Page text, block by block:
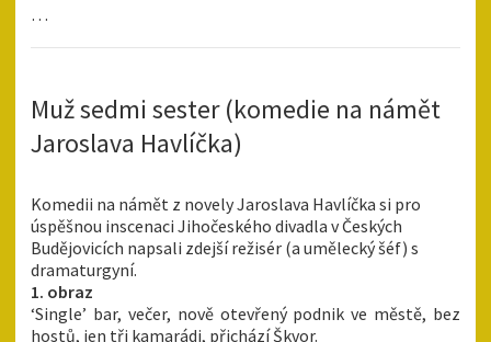
…
Muž sedmi sester (komedie na námět
Jaroslava Havlíčka)
Komedii na námět z novely Jaroslava Havlíčka si pro
úspěšnou inscenaci Jihočeského divadla v Českých
Budějovicích napsali zdejší režisér (a umělecký šéf) s
dramaturgyní.
1. obraz
‘Single’ bar, večer, nově otevřený podnik ve městě, bez
hostů, jen tři kamarádi, přichází Škvor.